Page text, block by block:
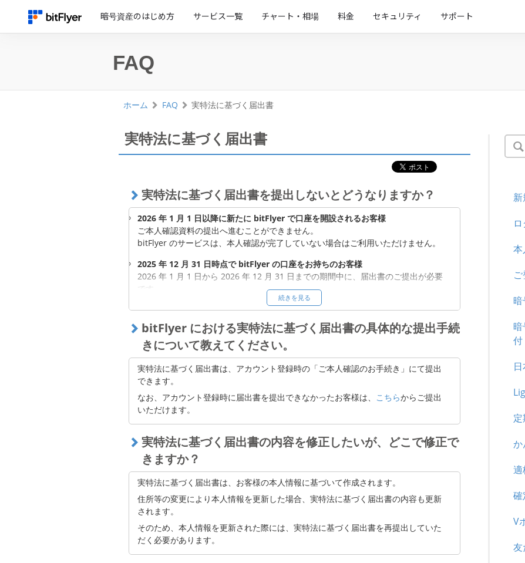
暗号資産のはじめ方 サービス一覧 チャート・相場 料金 セキュリティ サポート
FAQ
ホーム FAQ 実特法に基づく届出書
実特法に基づく届出書
実特法に基づく届出書を提出しないとどうなりますか？
2026 年 1 月 1 日以降に新たに bitFlyer で口座を開設されるお客様
ご本人確認資料の提出へ進むことができません。
bitFlyer のサービスは、本人確認が完了していない場合はご利用いただけません。
2025 年 12 月 31 日時点で bitFlyer の口座をお持ちのお客様
2026 年 1 月 1 日から 2026 年 12 月 31 日までの期間中に、届出書のご提出が必要
です。
期間中に提出しないと、2027 年 1 月 1 日より、bitFlyer のサービスのご利用に制
限が生じる可能性があります。
続きを見る
bitFlyer における実特法に基づく届出書の具体的な提出手続
きについて教えてください。
実特法に基づく届出書は、アカウント登録時の「ご本人確認のお手続き」にて提出
できます。
なお、アカウント登録時に届出書を提出できなかったお客様は、 こちらからご提出
いただけます。
実特法に基づく届出書の内容を修正したいが、どこで修正で
きますか？
実特法に基づく届出書は、お客様の本人情報に基づいて作成されます。
住所等の変更により本人情報を更新した場合、実特法に基づく届出書の内容も更新
されます。
そのため、本人情報を更新された際には、実特法に基づく届出書を再提出していた
だく必要があります。
本
付
か
適
確
V
友